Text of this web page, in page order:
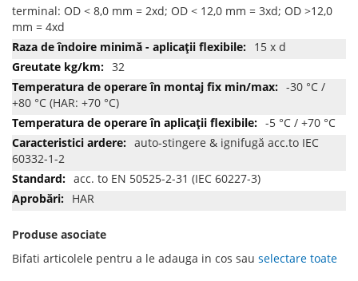
terminal: OD < 8,0 mm = 2xd; OD < 12,0 mm = 3xd; OD >12,0
mm = 4xd
15 x d
32
-30 °C /
+80 °C (HAR: +70 °C)
-5 °C / +70 °C
auto-stingere & ignifugă acc.to IEC
60332-1-2
acc. to EN 50525-2-31 (IEC 60227-3)
HAR
Produse asociate
Bifati articolele pentru a le adauga in cos sau selectare toate